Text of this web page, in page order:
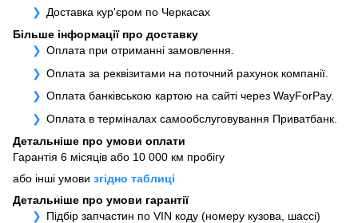
Доставка кур'єром по Черкасах
Більше інформації про доставку
Оплата при отриманні замовлення.
Оплата за реквізитами на поточний рахунок компанії.
Оплата банківською картою на сайті через WayForPay.
Оплата в терміналах самообслуговування Приватбанк.
Детальніше про умови оплати
Гарантія 6 місяців або 10 000 км пробігу
або інші умови згідно таблиці
Детальніше про умови гарантії
Підбір запчастин по VIN коду (номеру кузова, шассі)